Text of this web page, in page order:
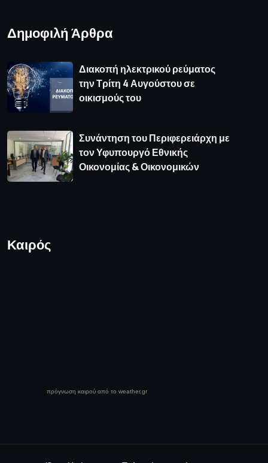
Δημοφιλή Άρθρα
Διακοπή ηλεκτρικού ρεύματος
την Τρίτη 4 Αυγούστου σε
οικισμούς του
Συνάντηση του Περιφερειάρχη με
τον Υφυπουργό Εθνικής
Οικονομίας & Οικονομικών
Καιρός
πρόγνωση καιρού από το weather.gr